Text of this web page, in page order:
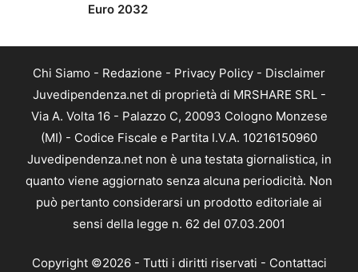
Euro 2032
Chi Siamo - Redazione - Privacy Policy - Disclaimer
Juvedipendenza.net di proprietà di MRSHARE SRL -
Via A. Volta 16 - Palazzo C, 20093 Cologno Monzese
(MI) - Codice Fiscale e Partita I.V.A. 10216150960
Juvedipendenza.net non è una testata giornalistica, in
quanto viene aggiornato senza alcuna periodicità. Non
può pertanto considerarsi un prodotto editoriale ai
sensi della legge n. 62 del 07.03.2001
Copyright ©2026 - Tutti i diritti riservati - Contattaci